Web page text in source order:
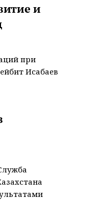
и
при
Исабаев